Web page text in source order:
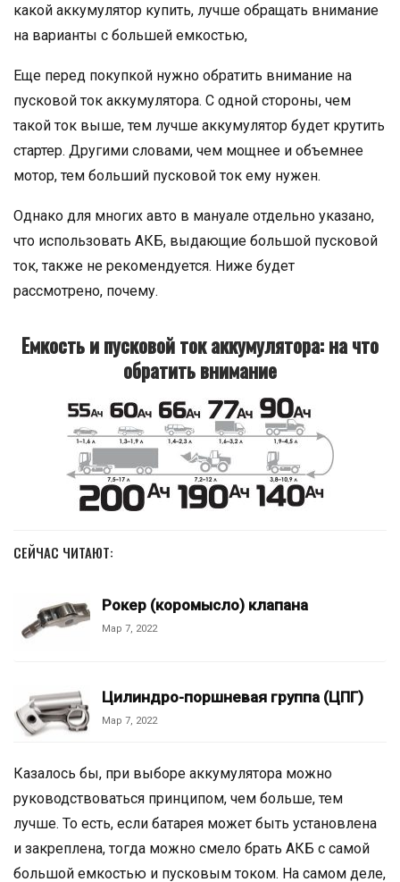
какой аккумулятор купить, лучше обращать внимание
на варианты с большей емкостью,
Еще перед покупкой нужно обратить внимание на
пусковой ток аккумулятора. С одной стороны, чем
такой ток выше, тем лучше аккумулятор будет крутить
стартер. Другими словами, чем мощнее и объемнее
мотор, тем больший пусковой ток ему нужен.
Однако для многих авто в мануале отдельно указано,
что использовать АКБ, выдающие большой пусковой
ток, также не рекомендуется. Ниже будет
рассмотрено, почему.
Емкость и пусковой ток аккумулятора: на что
обратить внимание
СЕЙЧАС ЧИТАЮТ:
Рокер (коромысло) клапана
Мар 7, 2022
Цилиндро-поршневая группа (ЦПГ)
Мар 7, 2022
Казалось бы, при выборе аккумулятора можно
руководствоваться принципом, чем больше, тем
лучше. То есть, если батарея может быть установлена
и закреплена, тогда можно смело брать АКБ с самой
большой емкостью и пусковым током. На самом деле,